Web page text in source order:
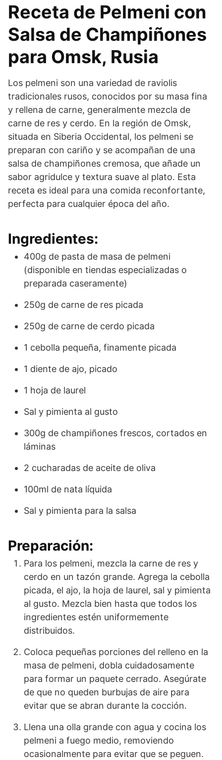
Receta de Pelmeni con
Salsa de Champiñones
para Omsk, Rusia
Los pelmeni son una variedad de raviolis
tradicionales rusos, conocidos por su masa fina
y rellena de carne, generalmente mezcla de
carne de res y cerdo. En la región de Omsk,
situada en Siberia Occidental, los pelmeni se
preparan con cariño y se acompañan de una
salsa de champiñones cremosa, que añade un
sabor agridulce y textura suave al plato. Esta
receta es ideal para una comida reconfortante,
perfecta para cualquier época del año.
Ingredientes:
400g de pasta de masa de pelmeni
(disponible en tiendas especializadas o
preparada caseramente)
250g de carne de res picada
250g de carne de cerdo picada
1 cebolla pequeña, finamente picada
1 diente de ajo, picado
1 hoja de laurel
Sal y pimienta al gusto
300g de champiñones frescos, cortados en
láminas
2 cucharadas de aceite de oliva
100ml de nata líquida
Sal y pimienta para la salsa
Preparación:
Para los pelmeni, mezcla la carne de res y
cerdo en un tazón grande. Agrega la cebolla
picada, el ajo, la hoja de laurel, sal y pimienta
al gusto. Mezcla bien hasta que todos los
ingredientes estén uniformemente
distribuidos.
Coloca pequeñas porciones del relleno en la
masa de pelmeni, dobla cuidadosamente
para formar un paquete cerrado. Asegúrate
de que no queden burbujas de aire para
evitar que se abran durante la cocción.
Llena una olla grande con agua y cocina los
pelmeni a fuego medio, removiendo
ocasionalmente para evitar que se peguen.